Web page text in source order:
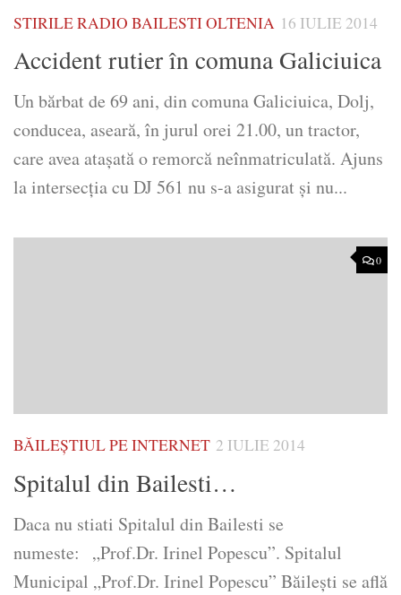
STIRILE RADIO BAILESTI OLTENIA 16 IULIE 2014
Accident rutier în comuna Galiciuica
Un bărbat de 69 ani, din comuna Galiciuica, Dolj,
conducea, aseară, în jurul orei 21.00, un tractor,
care avea ataşată o remorcă neînmatriculată. Ajuns
la intersecţia cu DJ 561 nu s-a asigurat şi nu...
0
BĂILEȘTIUL PE INTERNET 2 IULIE 2014
Spitalul din Bailesti…
Daca nu stiati Spitalul din Bailesti se
numeste: „Prof.Dr. Irinel Popescu”. Spitalul
Municipal „Prof.Dr. Irinel Popescu” Băileşti se află